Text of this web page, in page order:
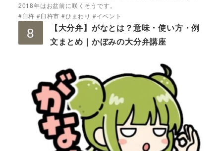
2018年はお盆前に咲くそうです。
#臼杵 #臼杵市 #ひまわり #イベント
【大分弁】がなとは？意味・使い方・例
文まとめ｜かぼみの大分弁講座